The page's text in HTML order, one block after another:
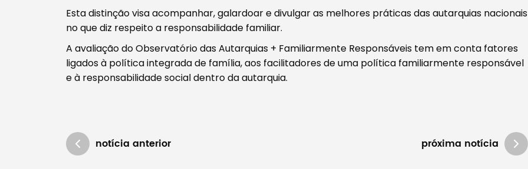
Esta distinção visa acompanhar, galardoar e divulgar as melhores práticas das autarquias nacionais
no que diz respeito a responsabilidade familiar.
A avaliação do Observatório das Autarquias + Familiarmente Responsáveis tem em conta fatores
ligados à política integrada de família, aos facilitadores de uma política familiarmente responsável
e à responsabilidade social dentro da autarquia.
notícia anterior próxima notícia